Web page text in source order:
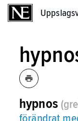
hypnos